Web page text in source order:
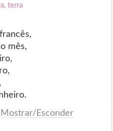
,terra
mês,
Mostrar/Esconder